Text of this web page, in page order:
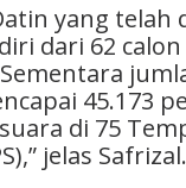
yang telah
dari 62
45.173
di 75
jelas Safrizal.